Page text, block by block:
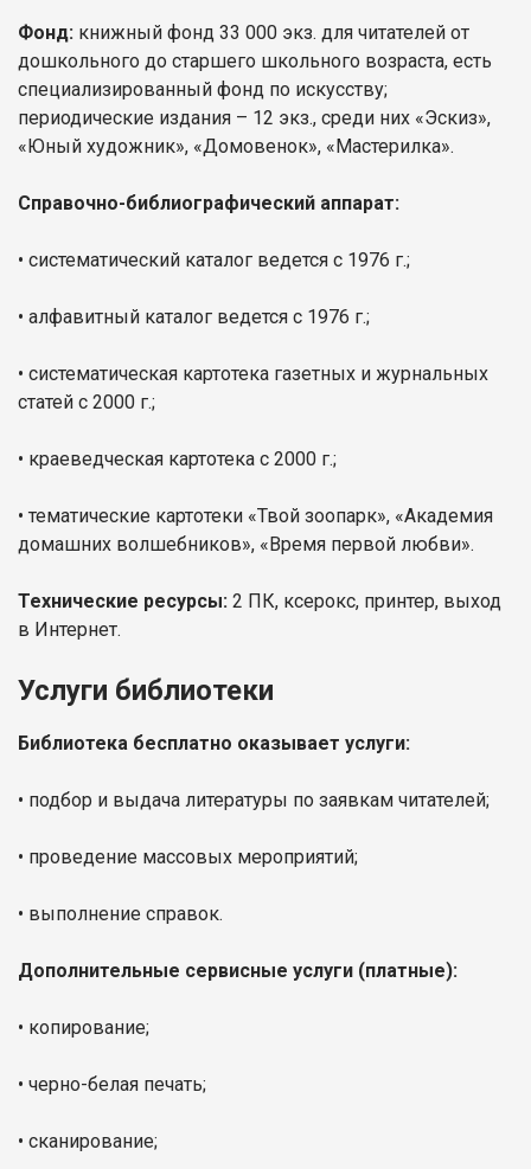
Фонд: книжный фонд 33 000 экз. для читателей от
дошкольного до старшего школьного возраста, есть
специализированный фонд по искусству;
периодические издания – 12 экз., среди них «Эскиз»,
«Юный художник», «Домовенок», «Мастерилка».
Справочно-библиографический аппарат:
• систематический каталог ведется с 1976 г.;
• алфавитный каталог ведется с 1976 г.;
• систематическая картотека газетных и журнальных
статей с 2000 г.;
• краеведческая картотека с 2000 г.;
• тематические картотеки «Твой зоопарк», «Академия
домашних волшебников», «Время первой любви».
Технические ресурсы: 2 ПК, ксерокс, принтер, выход
в Интернет.
Услуги библиотеки
Библиотека бесплатно оказывает услуги:
• подбор и выдача литературы по заявкам читателей;
• проведение массовых мероприятий;
• выполнение справок.
Дополнительные сервисные услуги (платные):
• копирование;
• черно-белая печать;
• сканирование;